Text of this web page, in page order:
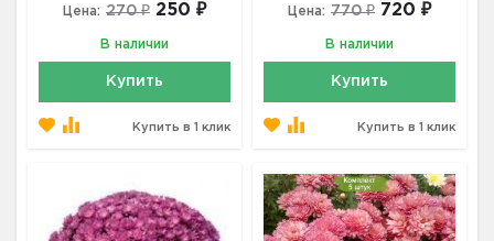
Цена: 270 ₽ 250 ₽
В наличии
Купить
Купить в 1 клик
Цена: 770 ₽ 720 ₽
В наличии
Купить
Купить в 1 клик